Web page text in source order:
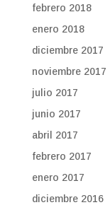
febrero 2018
enero 2018
diciembre 2017
noviembre 2017
julio 2017
junio 2017
abril 2017
febrero 2017
enero 2017
diciembre 2016